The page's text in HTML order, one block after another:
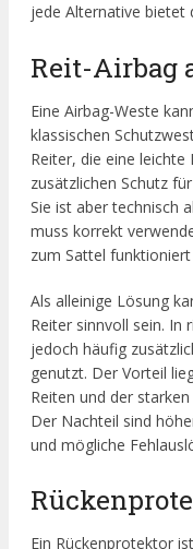
jede Alternative bietet
Reit-Airbag
Eine Airbag-Weste
klassischen
Reiter, die eine
zusätzlichen Schutz
Sie ist aber technisch
muss korrekt
zum Sattel
Als alleinige Lösung
Reiter sinnvoll sein. In
jedoch häufig
genutzt. Der Vorteil
Reiten und der
Der Nachteil sind
und mögliche
Ein Rückenprotektor